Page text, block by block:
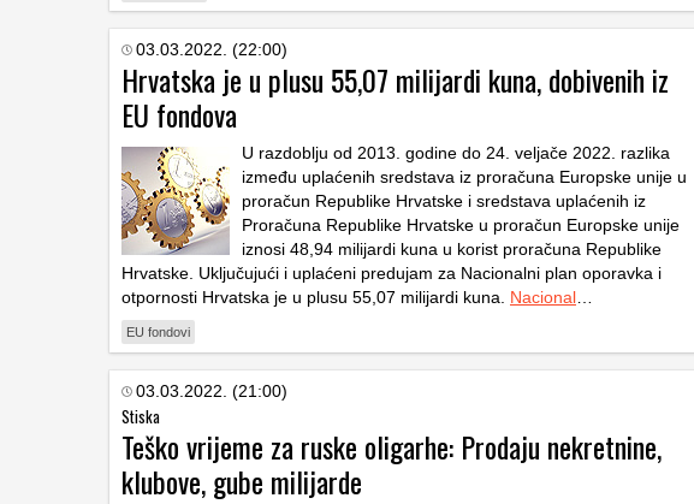
03.03.2022. (22:00)
Hrvatska je u plusu 55,07 milijardi kuna, dobivenih iz
EU fondova
U razdoblju od 2013. godine do 24. veljače 2022. razlika
između uplaćenih sredstava iz proračuna Europske unije u
proračun Republike Hrvatske i sredstava uplaćenih iz
Proračuna Republike Hrvatske u proračun Europske unije
iznosi 48,94 milijardi kuna u korist proračuna Republike
Hrvatske. Uključujući i uplaćeni predujam za Nacionalni plan oporavka i
otpornosti Hrvatska je u plusu 55,07 milijardi kuna. Nacional
EU fondovi
03.03.2022. (21:00)
Stiska
Teško vrijeme za ruske oligarhe: Prodaju nekretnine,
klubove, gube milijarde